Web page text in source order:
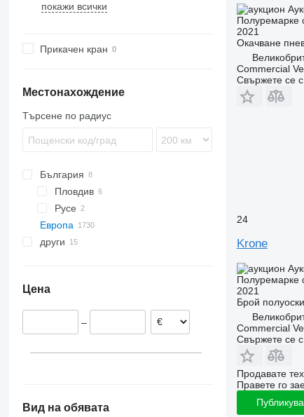
InterCombi
SGF
SP
покажи всички
Прикачен кран
Местонахождение
Търсене по радиус
България
Пловдив
Русе
Европа
Нидерландия
Чехия
Дания
Manchester
други
Цена
–
Вид на обявата
Полуремарке
2021
Окачване
Commercial
Свържете се
24
Krone
Полуремарке
2021
Брой полуоски
Commercial
Свържете се
Продавате
Правете го